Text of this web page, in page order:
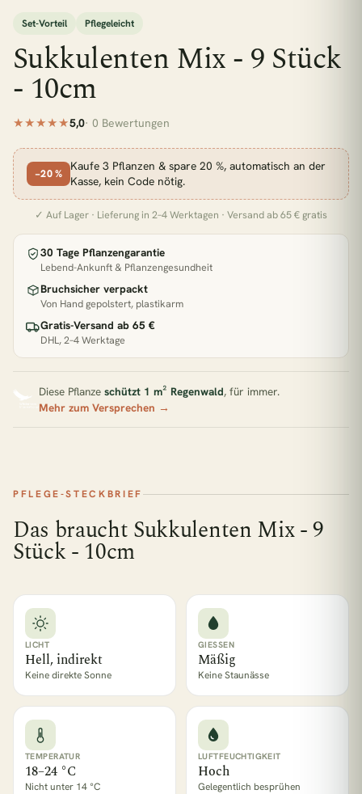
Set-Vorteil Pflegeleicht
Sukkulenten Mix - 9 Stück
- 10cm
★★★★★5,0· 0 Bewertungen
−20 %
Kaufe 3 Pflanzen & spare 20 %, automatisch an der
Kasse, kein Code nötig.
✓ Auf Lager · Lieferung in 2–4 Werktagen · Versand ab 65 € gratis
30 Tage Pflanzengarantie
Lebend-Ankunft & Pflanzengesundheit
Bruchsicher verpackt
Von Hand gepolstert, plastikarm
Gratis-Versand ab 65 €
DHL, 2–4 Werktage
Diese Pflanze schützt 1 m² Regenwald, für immer.
Mehr zum Versprechen →
PFLEGE-STECKBRIEF
Das braucht Sukkulenten Mix - 9
Stück - 10cm
LICHT
Hell, indirekt
Keine direkte Sonne
GIESSEN
Mäßig
Keine Staunässe
TEMPERATUR
18–24 °C
Nicht unter 14 °C
LUFTFEUCHTIGKEIT
Hoch
Gelegentlich besprühen
KATEGORIEN
Alle Zimmerpflanzen
Zimmerpflanzen für Schatten
Pflanzen für dunkle Räume
Pflanzen für Halbschatten
Pflanzen für direkte Sonne
Zimmerpflanzen Südfenster
BELIEBT GERADE
Adiantum Fritz Luthi
Aglaomorpha Coronans
1 Pflanze = 1 m² Regenwald